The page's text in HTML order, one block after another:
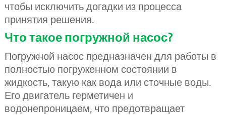
чтобы исключить догадки из процесса
принятия решения.
Что такое погружной насос?
Погружной насос предназначен для работы в
полностью погруженном состоянии в
жидкость, такую как вода или сточные воды.
Его двигатель герметичен и
водонепроницаем, что предотвращает